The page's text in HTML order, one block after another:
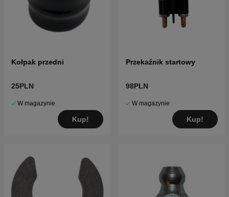
Kołpak przedni
25PLN
W magazynie
Kup!
Przekaźnik startowy
98PLN
W magazynie
Kup!